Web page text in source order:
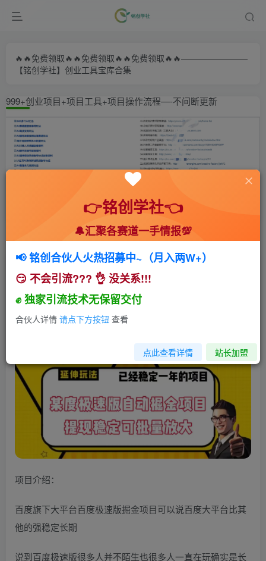
🔥🔥免费领取🔥🔥免费领取🔥🔥免费领取🔥🔥————————
【铭创学社】创业工具宝库合集
999+创业项目+项目工具+项目操作流程—-不间断更新
首页 🍻会员专享 📚综合教程 正文
最新百度极速版全自动掘金玩法，提现稳定可批量
放大【揭秘】
小助手
194 21
项目介绍：
百度旗下大平台百度极速版掘金项目可以说百度大平台比其
他的强稳定长期
说到百度极速版很多人并不陌生也很多人一直在玩确实是长
👉铭创学社👈
🔔汇聚各赛道一手情报💯
📢 铭创合伙人火热招募中~（月入两W+）
😏 不会引流??? 👌 没关系!!!
✊ 独家引流技术无保留交付
合伙人详情 请点下方按钮 查看
点此查看详情 站长加盟